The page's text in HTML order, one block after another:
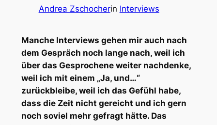
Andrea Zschocherin Interviews
Manche Interviews gehen mir auch nach
dem Gespräch noch lange nach, weil ich
über das Gesprochene weiter nachdenke,
weil ich mit einem „Ja, und…“
zurückbleibe, weil ich das Gefühl habe,
dass die Zeit nicht gereicht und ich gern
noch soviel mehr gefragt hätte. Das